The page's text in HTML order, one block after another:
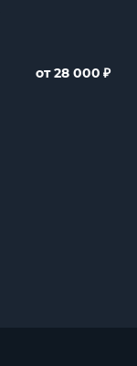
от 28 000 ₽